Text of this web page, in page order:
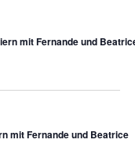
mit Fernande und
mit Fernande und Beatrice